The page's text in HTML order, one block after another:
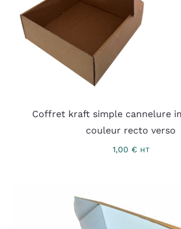
Coffret kraft simple cannelure
couleur recto verso
1,00 € HT